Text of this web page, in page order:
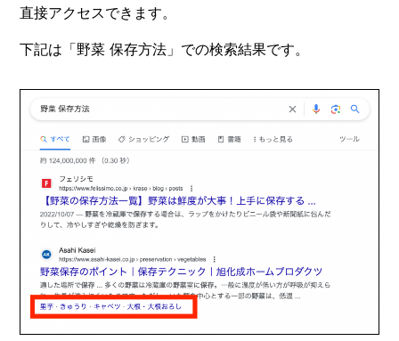
直接アクセスできます。
下記は「野菜 保存方法」での検索結果です。